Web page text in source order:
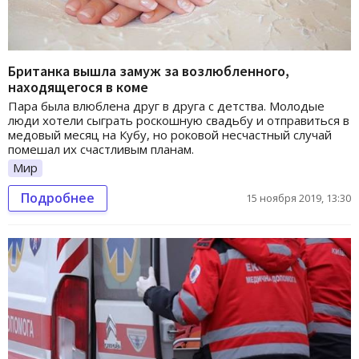
Британка вышла замуж за возлюбленного,
находящегося в коме
Пара была влюблена друг в друга с детства. Молодые
люди хотели сыграть роскошную свадьбу и отправиться в
медовый месяц на Кубу, но роковой несчастный случай
помешал их счастливым планам.
Мир
Подробнее 15 ноября 2019, 13:30